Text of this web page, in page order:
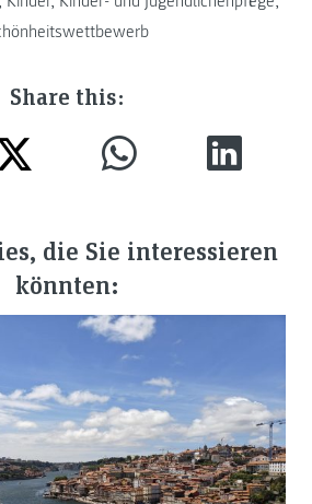
Share this:
die Sie interessieren
könnten: